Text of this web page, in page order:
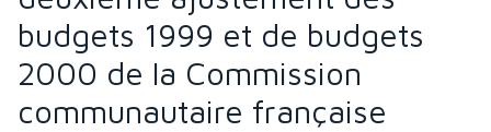
budgets 1999 et de budgets
2000 de la Commission
communautaire française